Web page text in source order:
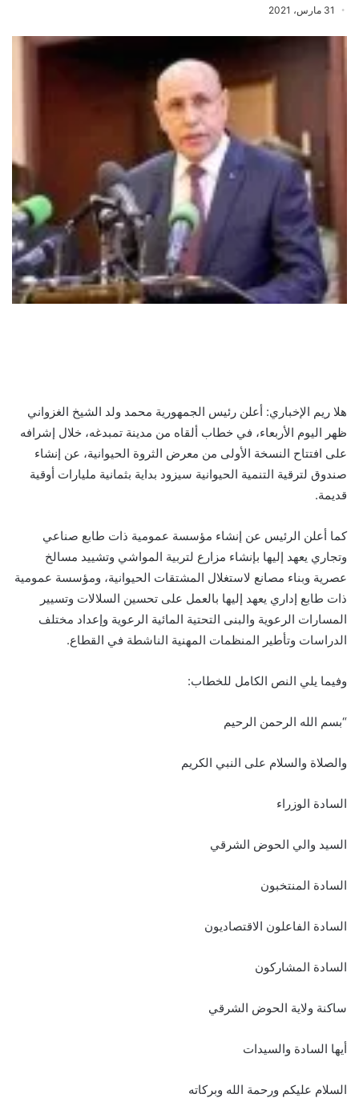
31 مارس، 2021
هلا ريم الإخباري: أعلن رئيس الجمهورية محمد ولد الشيخ الغزواني
ظهر اليوم الأربعاء، في خطاب ألقاه من مدينة تمبدغه، خلال إشرافه
على افتتاح النسخة الأولى من معرض الثروة الحيوانية، عن إنشاء
صندوق لترقية التنمية الحيوانية سيزود بداية بثمانية مليارات أوقية
قديمة.
كما أعلن الرئيس عن إنشاء مؤسسة عمومية ذات طابع صناعي
وتجاري يعهد إليها بإنشاء مزارع لتربية المواشي وتشييد مسالخ
عصرية وبناء مصانع لاستغلال المشتقات الحيوانية، ومؤسسة عمومية
ذات طابع إداري يعهد إليها بالعمل على تحسين السلالات وتسيير
المسارات الرعوية والبنى التحتية المائية الرعوية وإعداد مختلف
الدراسات وتأطير المنظمات المهنية الناشطة في القطاع.
وفيما يلي النص الكامل للخطاب:
“بسم الله الرحمن الرحيم
والصلاة والسلام على النبي الكريم
السادة الوزراء
السيد والي الحوض الشرقي
السادة المنتخبون
السادة الفاعلون الاقتصاديون
السادة المشاركون
ساكنة ولاية الحوض الشرقي
أيها السادة والسيدات
السلام عليكم ورحمة الله وبركاته